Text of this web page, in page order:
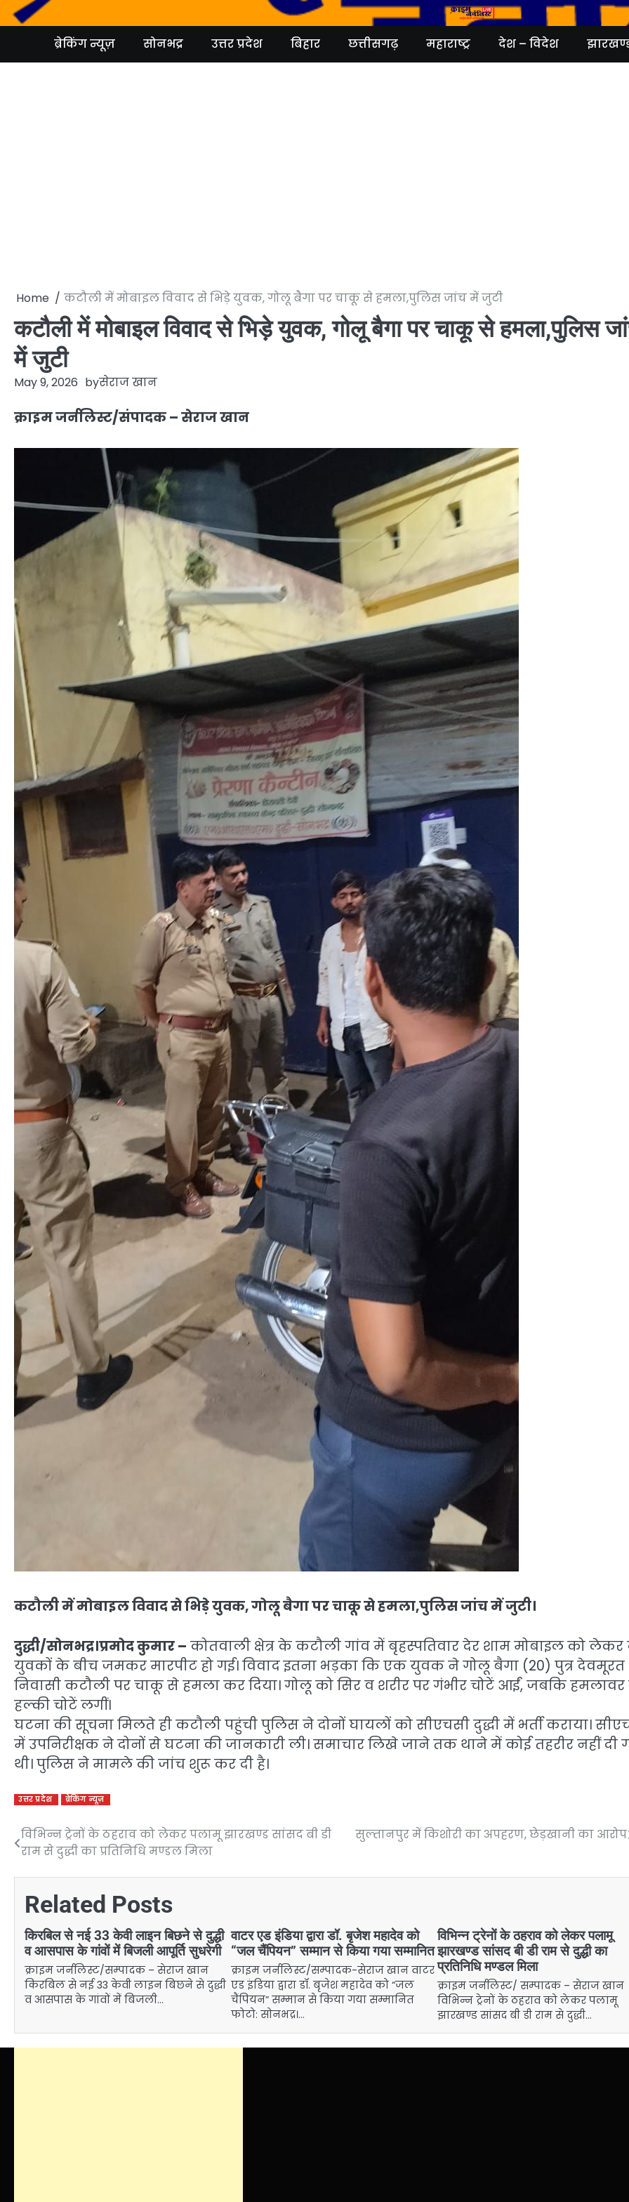
Skip
to
ब्रेकिंग न्यूज़ सोनभद्र उत्तर प्रदेश बिहार छत्तीसगढ़ महाराष्ट्र देश – विदेश
Home कटौली में मोबाइल विवाद से भिड़े युवक, गोलू बैगा पर चाकू से हमला,पुलिस जांच में जुटी
कटौली में मोबाइल विवाद से भिड़े युवक, गोलू बैगा पर चाकू से हमला,पुलिस
में जुटी
May 9, 2026 byसेराज खान
क्राइम जर्नलिस्ट/संपादक – सेराज खान
कटौली में मोबाइल विवाद से भिड़े युवक, गोलू बैगा पर चाकू से हमला,पुलिस जांच में जुटी।
दुद्धी/सोनभद्र।प्रमोद कुमार – कोतवाली क्षेत्र के कटौली गांव में बृहस्पतिवार देर शाम मोबाइल को लेकर
युवकों के बीच जमकर मारपीट हो गई। विवाद इतना भड़का कि एक युवक ने गोलू बैगा (20) पुत्र देवमूरत
निवासी कटौली पर चाकू से हमला कर दिया। गोलू को सिर व शरीर पर गंभीर चोटें आईं, जबकि हमलावर
हल्की चोटें लगीं।
घटना की सूचना मिलते ही कटौली पहुंची पुलिस ने दोनों घायलों को सीएचसी दुद्धी में भर्ती कराया।
में उपनिरीक्षक ने दोनों से घटना की जानकारी ली। समाचार लिखे जाने तक थाने में कोई तहरीर नहीं दी
थी। पुलिस ने मामले की जांच शुरू कर दी है।
उत्तर प्रदेश ब्रेकिंग न्यूज़
Post
navigation
विभिन्न ट्रेनों के ठहराव को लेकर पलामू झारखण्ड सांसद बी डी
राम से दुद्धी का प्रतिनिधि मण्डल मिला
सुल्तानपुर में किशोरी का अपहरण, छेड़खानी का आरोप
Related Posts
किरबिल से नई 33 केवी लाइन बिछने से दुद्धी
व आसपास के गांवों में बिजली आपूर्ति सुधरेगी
क्राइम जर्नलिस्ट/सम्पादक – सेराज खान
किरबिल से नई 33 केवी लाइन बिछने से दुद्धी
व आसपास के गांवों में बिजली…
वाटर एड इंडिया द्वारा डॉ. बृजेश महादेव को
“जल चैंपियन” सम्मान से किया गया सम्मानित
क्राइम जर्नलिस्ट/सम्पादक-सेराज खान वाटर
एड इंडिया द्वारा डॉ. बृजेश महादेव को “जल
चैंपियन” सम्मान से किया गया सम्मानित
फोटो: सोनभद्र।…
विभिन्न ट्रेनों के ठहराव को लेकर पलामू
झारखण्ड सांसद बी डी राम से दुद्धी का
प्रतिनिधि मण्डल मिला
क्राइम जर्नलिस्ट/ सम्पादक – सेराज खान
विभिन्न ट्रेनों के ठहराव को लेकर पलामू
झारखण्ड सांसद बी डी राम से दुद्धी…